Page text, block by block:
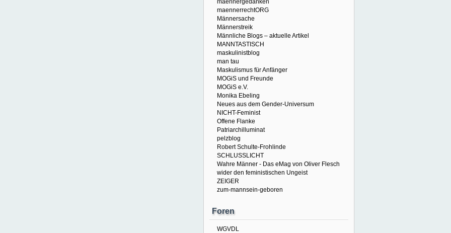
maennergedanken
maennerrechtORG
Männersache
Männerstreik
Männliche Blogs – aktuelle Artikel
MANNTASTISCH
maskulinistblog
man tau
Maskulismus für Anfänger
MOGiS und Freunde
MOGiS e.V.
Monika Ebeling
Neues aus dem Gender-Universum
NICHT-Feminist
Offene Flanke
Patriarchilluminat
pelzblog
Robert Schulte-Frohlinde
SCHLUSSLICHT
Wahre Männer - Das eMag von Oliver Flesch
wider den feministischen Ungeist
ZEIGER
zum-mannsein-geboren
Foren
WGVDL